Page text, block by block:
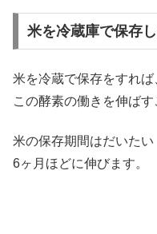
米を冷蔵庫で保存
米を冷蔵で保存をすれば
この酵素の働きを伸ばす
米の保存期間はだいたい
6ヶ月ほどに伸びます。